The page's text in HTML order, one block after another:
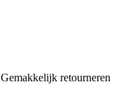
Gemakkelijk retourneren